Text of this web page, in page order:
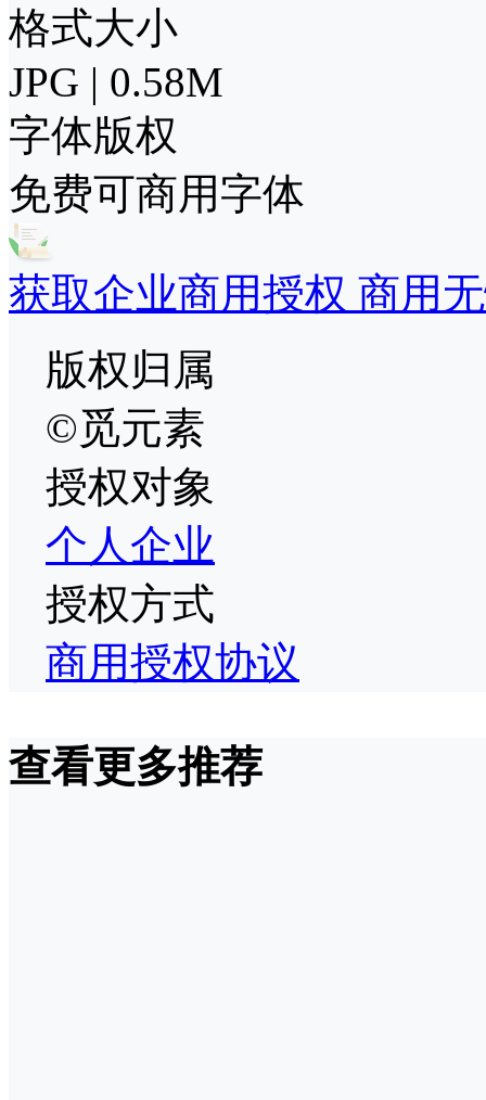
格式大小
JPG | 0.58M
字体版权
免费可商用字体
获取企业商用授权 商用
版权归属
©觅元素
授权对象
个人企业
授权方式
商用授权协议
查看更多推荐